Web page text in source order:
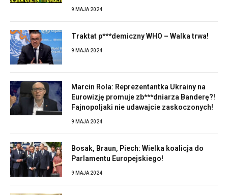
9 MAJA 2024
Traktat p***demiczny WHO – Walka trwa!
9 MAJA 2024
Marcin Rola: Reprezentantka Ukrainy na
Eurowizję promuje zb***dniarza Banderę?!
Fajnopoljaki nie udawajcie zaskoczonych!
9 MAJA 2024
Bosak, Braun, Piech: Wielka koalicja do
Parlamentu Europejskiego!
9 MAJA 2024